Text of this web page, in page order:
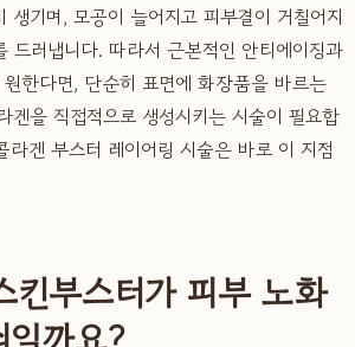
기며, 모공이 늘어지고 피부결이 거칠어지
드러냅니다. 따라서 근본적인 안티에이징과
한다면, 단순히 표면에 화장품을 바르는
겐을 직접적으로 생성시키는 시술이 필요합
라겐 부스터 레이어링 시술은 바로 이 지점
킨부스터가 피부 노화